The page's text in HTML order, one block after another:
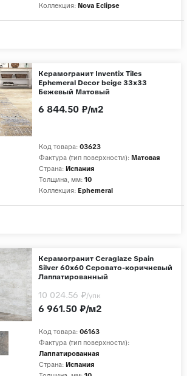
Коллекция: Nova Eclipse
Керамогранит Inventix Tiles
Ephemeral Decor beige 33x33
Бежевый Матовый
Код товара: 03623
Фактура (тип поверхности): Матовая
Страна: Испания
Толщина, мм: 10
Коллекция: Ephemeral
6 844.50 ₽/м2
Керамогранит Ceraglaze Spain
Silver 60x60 Серовато-коричневый
Лаппатированный
Код товара: 06163
Фактура (тип поверхности):
Лаппатированная
Страна: Испания
6 961.50 ₽/м2
10 024.56 ₽/упк